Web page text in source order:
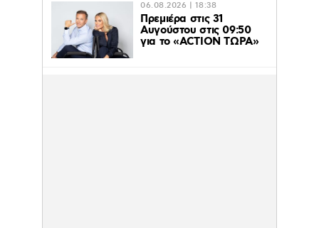
06.08.2026 | 18:38
Πρεμιέρα στις 31
Αυγούστου στις 09:50
για το «ACTION ΤΩΡΑ»